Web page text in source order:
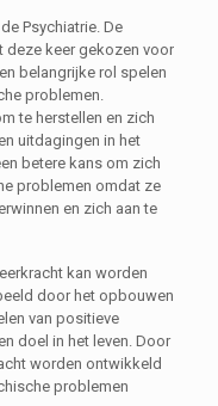
Psychiatrie. De
deze keer gekozen voor
belangrijke rol spelen
problemen.
te herstellen en zich
uitdagingen in het
betere kans om zich
problemen omdat ze
en zich aan te
kan worden
door het opbouwen
van positieve
doel in het leven. Door
worden ontwikkeld
problemen